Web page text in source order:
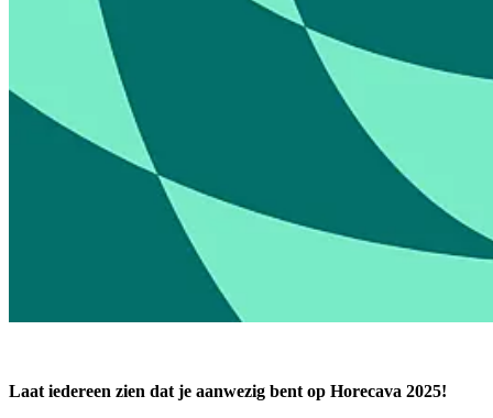
Laat iedereen zien dat je aanwezig bent op Horecava 2025!